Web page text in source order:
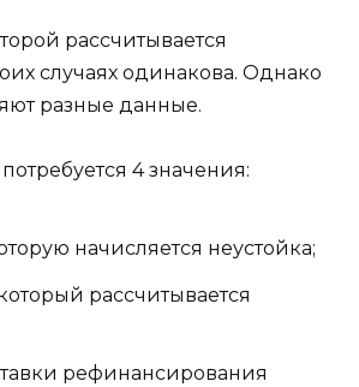
рассчитывается
случаях одинакова. Однако
разные данные.
4 значения:
начисляется неустойка;
рассчитывается
рефинансирования